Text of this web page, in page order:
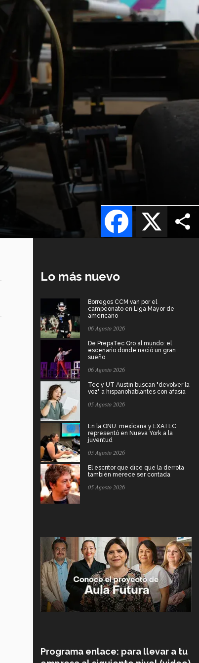
X
Facebook
Lo más nuevo
Borregos CCM van por el
campeonato en Liga Mayor de
americano
06 Agosto 2026
De PrepaTec Qro al mundo: el
escenario donde nació un gran
sueño
06 Agosto 2026
Tec y UT Austin buscan "devolver la
voz" a hispanohablantes con afasia
05 Agosto 2026
En la ONU: mexicana y EXATEC
representó en Nueva York a la
juventud
05 Agosto 2026
El escritor que dice que la derrota
también merece ser contada
05 Agosto 2026
Programa enlace: para llevar a tu